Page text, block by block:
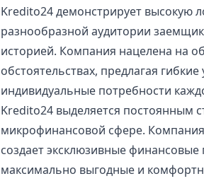
Kredito24 демонстрирует высокую
разнообразной аудитории
историей. Компания нацелена на
обстоятельствах, предлагая
индивидуальные потребности
Kredito24 выделяется постоянным
микрофинансовой сфере.
создает эксклюзивные
максимально выгодные и